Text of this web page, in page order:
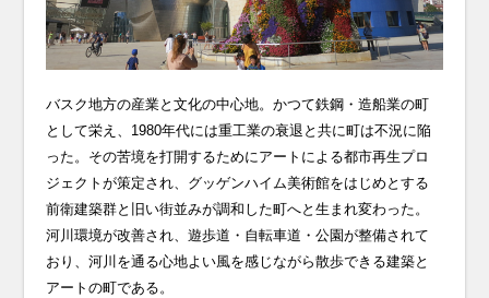
バスク地方の産業と文化の中心地。かつて鉄鋼・造船業の町
として栄え、1980年代には重工業の衰退と共に町は不況に陥
った。その苦境を打開するためにアートによる都市再生プロ
ジェクトが策定され、グッゲンハイム美術館をはじめとする
前衛建築群と旧い街並みが調和した町へと生まれ変わった。
河川環境が改善され、遊歩道・自転車道・公園が整備されて
おり、河川を通る心地よい風を感じながら散歩できる建築と
アートの町である。